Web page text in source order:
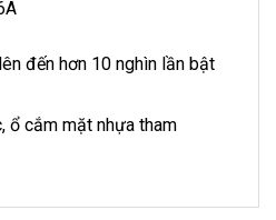
đến hơn 10 nghìn lần bật
ổ cắm mặt nhựa tham